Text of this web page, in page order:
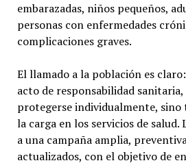
embarazadas, niños pequeños,
personas con enfermedades
complicaciones graves.
El llamado a la población es
acto de responsabilidad
protegerse individualmente,
la carga en los servicios de salud.
a una campaña amplia,
actualizados, con el objetivo de